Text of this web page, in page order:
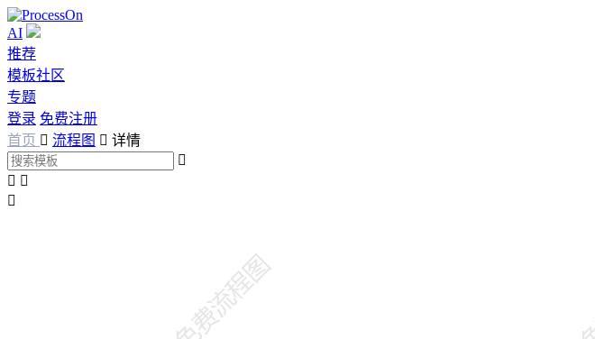
AI
推荐
模板社区
专题
登录 免费注册
首页  流程图  详情

 
